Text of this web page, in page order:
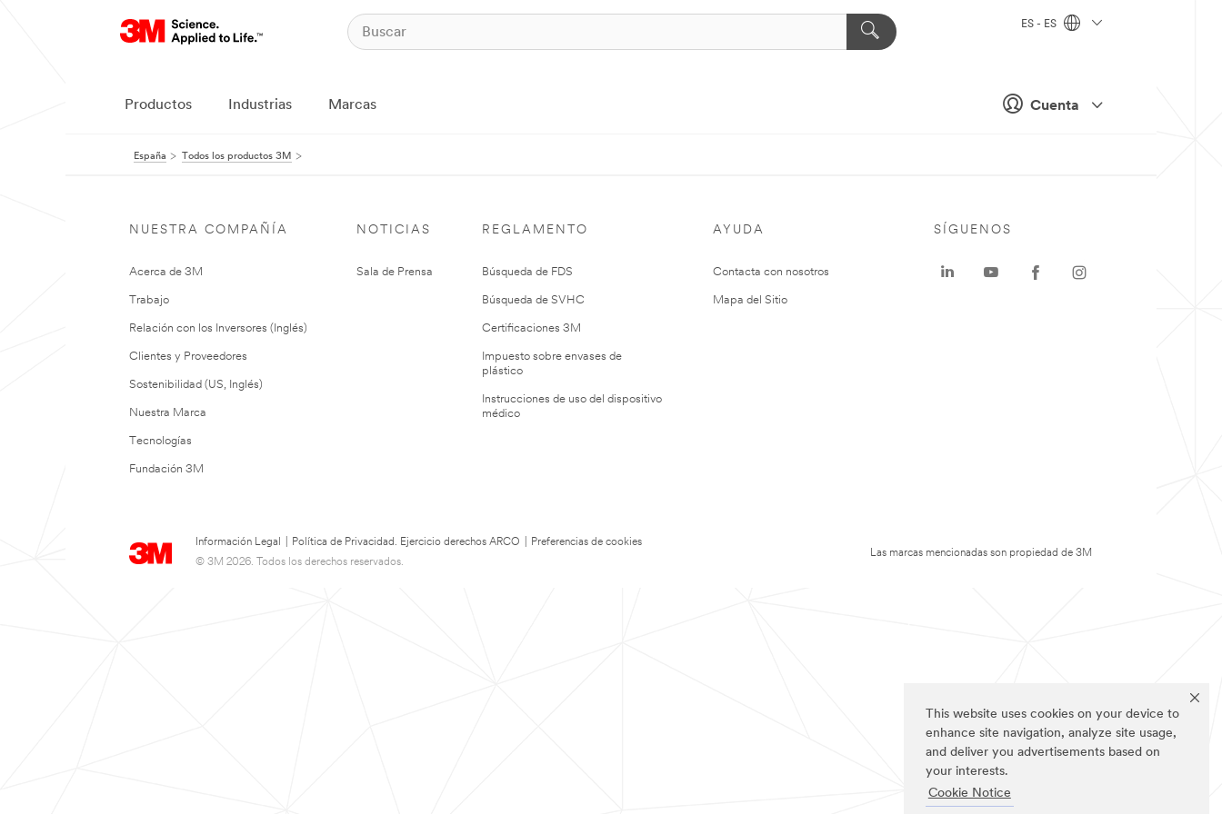
This website uses cookies on your device to
enhance site navigation, analyze site usage,
and deliver you advertisements based on
your interests.
Cookie Notice
Cuenta
ES - ES
Productos Industrias Marcas
España Todos los productos 3M
NUESTRA COMPAÑÍA
Acerca de 3M
Trabajo
Relación con los Inversores (Inglés)
Clientes y Proveedores
Sostenibilidad (US, Inglés)
Nuestra Marca
Tecnologías
Fundación 3M
NOTICIAS
Sala de Prensa
REGLAMENTO
Búsqueda de FDS
Búsqueda de SVHC
Certificaciones 3M
Impuesto sobre envases de
plástico
Instrucciones de uso del dispositivo
médico
AYUDA
Contacta con nosotros
Mapa del Sitio
Información Legal Política de Privacidad. Ejercicio derechos ARCO
Preferencias de cookies
© 3M 2026. Todos los derechos reservados.
SÍGUENOS
Las marcas mencionadas son propiedad de 3M